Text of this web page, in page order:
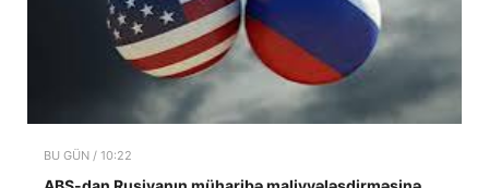
BU GÜN / 10:22